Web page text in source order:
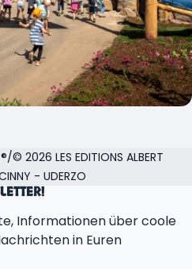
© 2026 LES EDITIONS ALBERT
- UDERZO
Informationen über coole
in Euren